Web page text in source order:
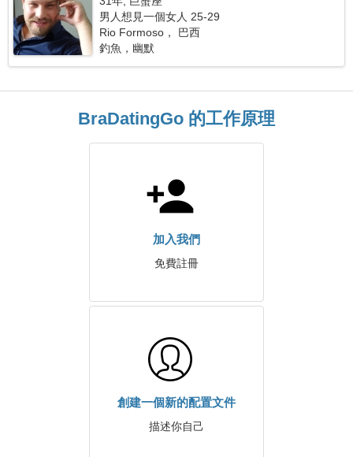
男人想見一個女人 25-29
Rio Formoso， 巴西
釣魚，幽默
BraDatingGo 的工作原理
加入我們
免費註冊
創建一個新的配置文件
描述你自己